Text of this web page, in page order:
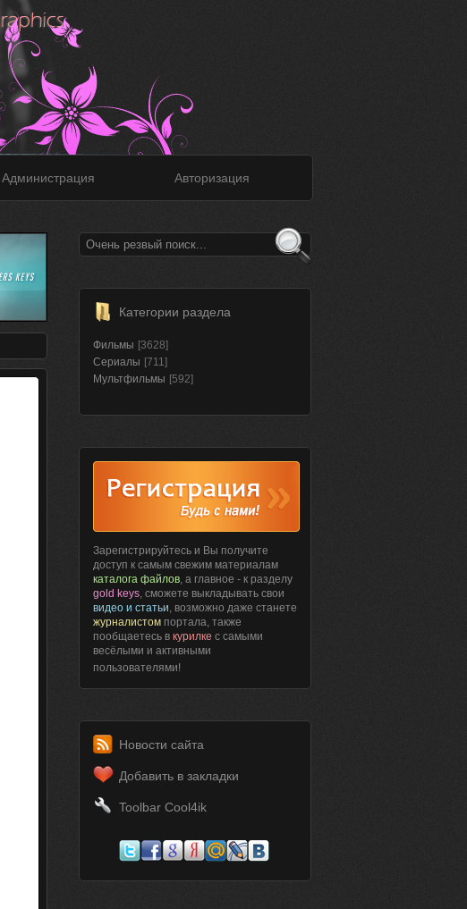
Администрация Авторизация
Категории раздела
Фильмы [3628]
Сериалы [711]
Мультфильмы [592]
Зарегистрируйтесь и Вы получите
доступ к самым свежим материалам
каталога файлов, а главное - к разделу
gold keys, сможете выкладывать свои
видео и статьи, возможно даже станете
журналистом портала, также
пообщаетесь в курилке с самыми
весёлыми и активными
пользователями!
Новости сайта
Добавить в закладки
Toolbar Cool4ik